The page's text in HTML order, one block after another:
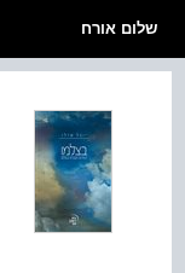
שלום אורח